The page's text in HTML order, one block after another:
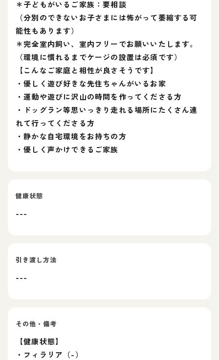
＊子どもがいるご家族：要相談
（分別のできないお子さまには怖がって萎縮する可
能性もあります）
＊完全室内飼い、室内フリーでお願いいたします。
（環境に慣れるまでケージの設置は必須です）
【こんなご家庭と相性が良さそうです】
・優しく遊び好きな先住ちゃんがいるお家
・運動や遊びに沢山の時間を作ってくださる方
・ドッグラン等思いっきり走れる場所にたくさん連
れて行ってくださる方
・静かな自宅環境をお持ちの方
・優しく声かけできるご家族
健康状態
---
引き渡し方法
---
その他・備考
【健康状態】
・フィラリア（-）